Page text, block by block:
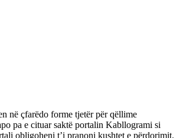
në çfarëdo forme tjetër për qëllime
pa e cituar saktë portalin Kabllogrami si
obligoheni t’i pranoni kushtet e përdorimit.